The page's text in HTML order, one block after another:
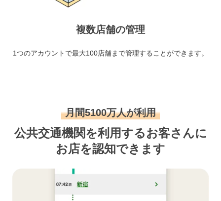
複数店舗の管理
1つのアカウントで最大100店舗まで管理することができます。
月間5100万人が利用
公共交通機関を利用するお客さんに
お店を認知できます